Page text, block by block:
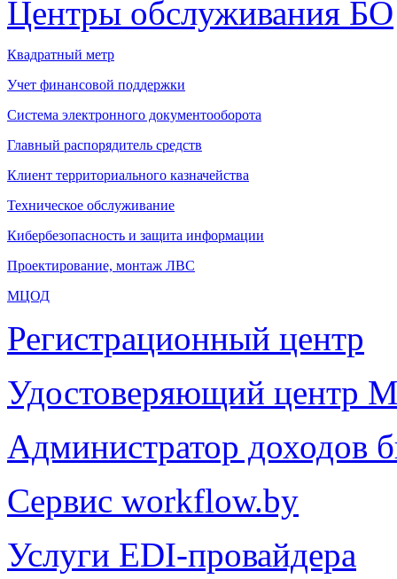
Центры обслуживания БО
Квадратный метр
Учет финансовой поддержки
Система электронного документооборота
Главный распорядитель средств
Клиент территориального казначейства
Техническое обслуживание
Кибербезопасность и защита информации
Проектирование, монтаж ЛВС
МЦОД
Регистрационный центр
Удостоверяющий центр
Администратор доходов
Сервис workflow.by
Услуги EDI-провайдера